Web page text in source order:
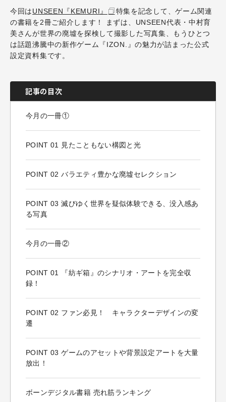
今回はUNSEEN『KEMURI』
特集を記念して、ゲーム関連
の書籍を2冊ご紹介します！ まずは、UNSEEN代表・中村育
美さんが世界の廃墟を探検して撮影した写真集、もうひとつ
は話題沸騰中の新作ゲーム『IZON.』の魅力が詰まった公式
設定資料集です。
記事の目次
今月の一冊①
POINT 01 見たこともない構図と光
POINT 02 バラエティ豊かな廃墟セレクション
POINT 03 滅びゆく世界を疑似体験できる、没入感あ
る写真
今月の一冊②
POINT 01 『紡ギ箱』のシナリオ・アートを完全収
録！
POINT 02 ファン必見！ キャラクターデザインの変
遷
POINT 03 ゲームのアセットや背景設定アートを大量
放出！
ボーンデジタル書籍 売れ筋ランキング